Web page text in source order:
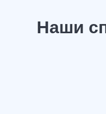
Наши